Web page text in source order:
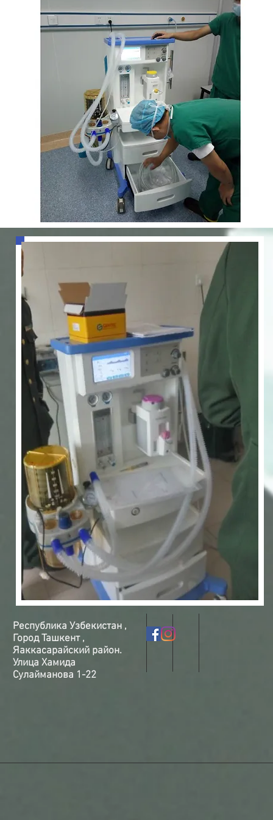
Республика Узбекистан ,
Город Ташкент ,
Яаккасарайский район.
Улица Хамида
Сулайманова 1-22